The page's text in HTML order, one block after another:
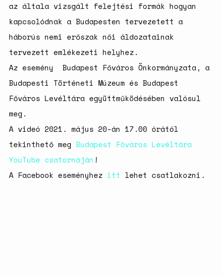
az általa vizsgált felejtési formák hogyan
kapcsolódnak a Budapesten tervezetett a
háborús nemi erőszak női áldozatainak
tervezett emlékezeti helyhez.
Az esemény Budapest Főváros Önkormányzata, a
Budapesti Történeti Múzeum és Budapest
Főváros Levéltára együttműködésében valósul
meg.
A videó 2021. május 20-án 17.00 órától
tekinthető meg Budapest Főváros Levéltára
YouTube csatornáján !
A Facebook eseményhez itt lehet csatlakozni.